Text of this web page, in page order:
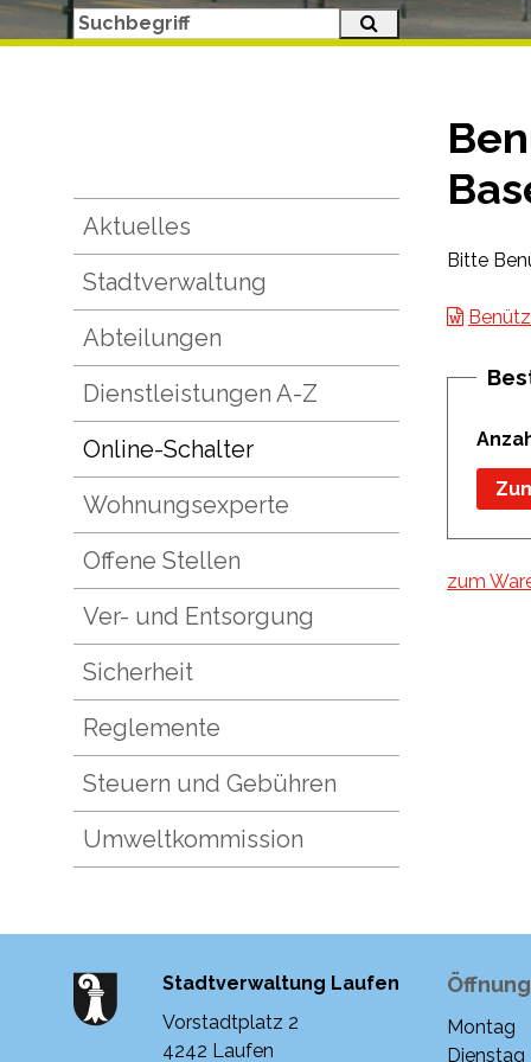
Suchbegriff
Suche starten
Subnavigation
Aktuelles
Stadtverwaltung
Abteilungen
Dienstleistungen A-Z
Online-Schalter
Wohnungsexperte
Offene Stellen
Ver- und Entsorgung
Sicherheit
Reglemente
Steuern und Gebühren
Umweltkommission
Bitte
zum
Stadtverwaltung Laufen
Vorstadtplatz 2
4242 Laufen
Montag
Dienstag